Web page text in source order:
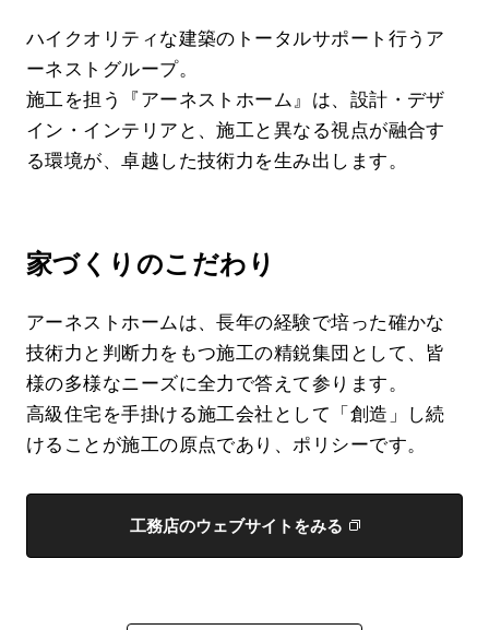
ハイクオリティな建築のトータルサポート行うア
ーネストグループ。
施工を担う『アーネストホーム』は、設計・デザ
イン・インテリアと、施工と異なる視点が融合す
る環境が、卓越した技術力を生み出します。
家づくりのこだわり
アーネストホームは、長年の経験で培った確かな
技術力と判断力をもつ施工の精鋭集団として、皆
様の多様なニーズに全力で答えて参ります。
高級住宅を手掛ける施工会社として「創造」し続
けることが施工の原点であり、ポリシーです。
工務店のウェブサイトをみる